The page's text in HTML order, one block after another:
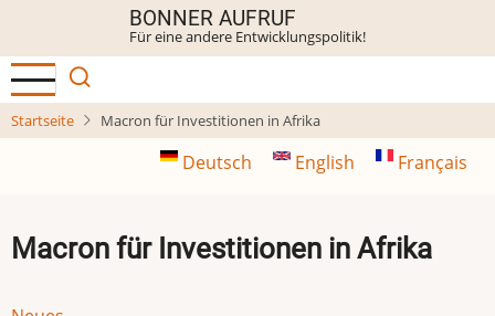
Inhalt
BONNER AUFRUF
Für eine andere Entwicklungspolitik!
Startseite Macron für Investitionen in Afrika
Deutsch English Français
Macron für Investitionen in Afrika